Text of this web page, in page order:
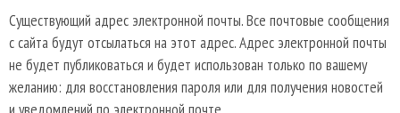
Существующий адрес электронной почты. Все почтовые сообщения
с сайта будут отсылаться на этот адрес. Адрес электронной почты
не будет публиковаться и будет использован только по вашему
желанию: для восстановления пароля или для получения новостей
и уведомлений по электронной почте.